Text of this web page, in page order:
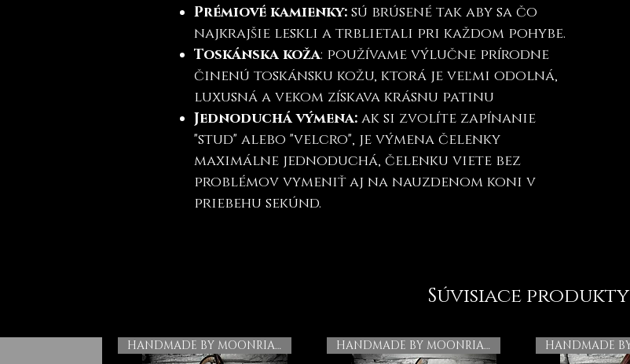
Prémiové kamienky: sú brúsené tak aby sa čo
najkrajšie leskli a trblietali pri každom pohybe.
Toskánska koža: používame výlučne prírodne
činenú toskánsku kožu, ktorá je veľmi odolná,
luxusná a vekom získava krásnu patinu
Jednoduchá výmena: ak si zvolíte zapínanie
"stud" alebo "velcro", je výmena čelenky
maximálne jednoduchá, čelenku viete bez
problémov vymeniť aj na nauzdenom koni v
priebehu sekúnd.
Súvisiace produkty
HANDMADE BY MOONRIAN HANDMADE BY MOONRIAN